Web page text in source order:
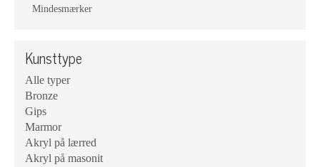
Mindesmærker
Kunsttype
Alle typer
Bronze
Gips
Marmor
Akryl på lærred
Akryl på masonit